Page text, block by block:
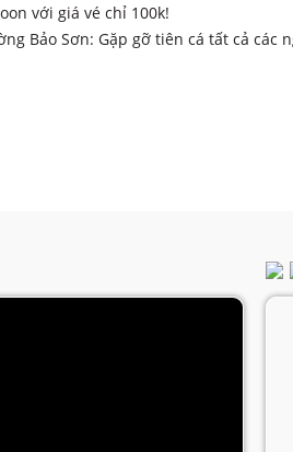
với giá vé chỉ 100k!
Bảo Sơn: Gặp gỡ tiên cá tất cả các